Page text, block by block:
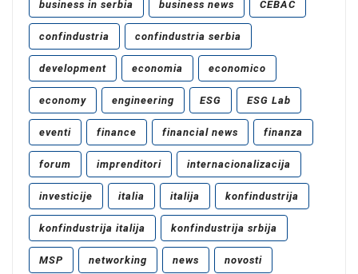
business in serbia business news CEBAC
confindustria confindustria serbia
development economia economico
economy engineering ESG ESG Lab
eventi finance financial news finanza
forum imprenditori internacionalizacija
investicije italia italija konfindustrija
konfindustrija italija konfindustrija srbija
MSP networking news novosti